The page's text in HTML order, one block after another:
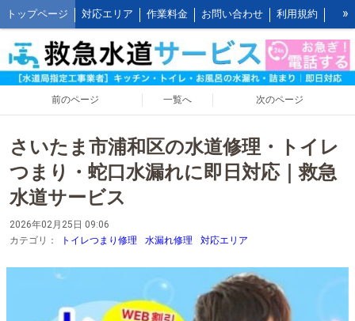
トップページ 対応エリア 作業料金 お問い合わせ 利用規約
水道修理の作業報告 水道修理の施工事例 よくあるご質問 FAQ
救水の水道修理ブログ お客様の声とご感想 WEB割引ご利用方法
公式LINEアカウント キッチンの作業料金
屋外の作業料金
»
前のページ 一覧へ 次のページ
さいたま市浦和区の水道修理・トイレ
つまり・蛇口水漏れに即日対応｜救急
水道サービス
2026年02月25日 09:06
カテゴリ：
トイレつまり修理 水漏れ修理 対応エリア